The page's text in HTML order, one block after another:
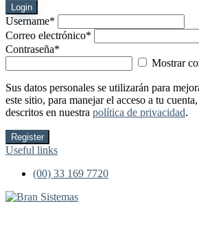
Login
Username*
Correo electrónico*
Contraseña*
Mostrar
Sus datos personales se utilizarán para
este sitio, para manejar el acceso a tu
descritos en nuestra política de privacidad.
Register
Useful links
(00) 33 169 7720